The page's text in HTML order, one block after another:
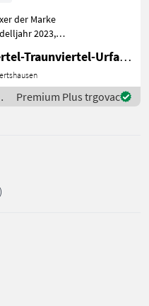
der Marke
Gerät mit 0
Dieser
für
B
LH Innviertel-Traunviertel-Urfahr eGen, Gundertshausen
Premium Plus trgovac